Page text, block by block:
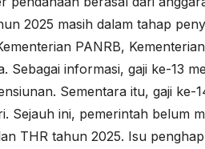
2025 masih dalam tahap
PANRB,
Sebagai informasi, gaji ke-13
Sementara itu, gaji ke-
Sejauh ini, pemerintah belum
THR tahun 2025. Isu